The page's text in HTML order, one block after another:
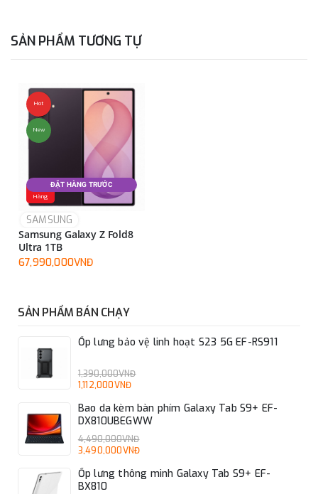
SẢN PHẨM TƯƠNG TỰ
Hot
New
Hàng
ĐẶT HÀNG TRƯỚC
SAMSUNG
Samsung Galaxy Z Fold8
Ultra 1TB
67,990,000VNĐ
SẢN PHẨM BÁN CHẠY
Ốp lưng bảo vệ linh hoạt S23 5G EF-RS911
1,390,000VNĐ
1,112,000VNĐ
Bao da kèm bàn phím Galaxy Tab S9+ EF-
DX810UBEGWW
4,490,000VNĐ
3,490,000VNĐ
Ốp lưng thông minh Galaxy Tab S9+ EF-
BX810